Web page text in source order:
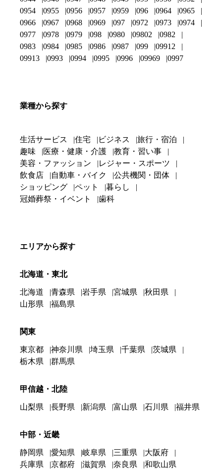
0954
0955 0956 0957 0959 096 0964
0965
0966
0967 0968 0969 097 0972 0973
0974
0977
0978 0979 098 0980 09802
0982
0983
0984 0985 0986 0987 099
09912
09913
0993 0994 0995 0996 09969 0997
業種から探す
生活サービス 住宅 ビジネス
旅行・宿泊
趣味
医療・健康・介護
教育・習い事
美容・ファッション
レジャー・スポーツ
飲食店
自動車・バイク
公共機関・団体
ショッピング
ペット
暮らし
冠婚葬祭・イベント
歯科
エリアから探す
北海道・東北
北海道 青森県 岩手県 宮城県
秋田県
山形県
福島県
関東
東京都 神奈川県 埼玉県 千葉県
茨城県
栃木県
群馬県
甲信越・北陸
山梨県 長野県 新潟県 富山県 石川県 福井県
中部・近畿
静岡県 愛知県 岐阜県 三重県
大阪府
兵庫県
京都府 滋賀県 奈良県 和歌山県